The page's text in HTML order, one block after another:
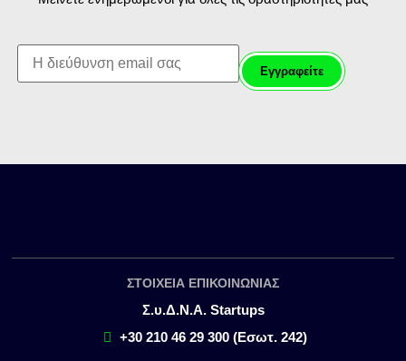
ΣΤΟΙΧΕΙΑ ΕΠΙΚΟΙΝΩΝΙΑΣ
Σ.υ.Δ.Ν.Α. Startups
+30 210 46 29 300 (Εσωτ. 242)